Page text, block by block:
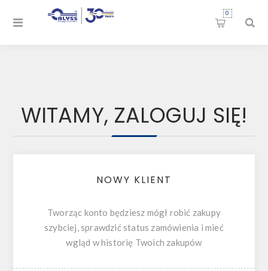
0
WITAMY, ZALOGUJ SIĘ!
NOWY KLIENT
Tworząc konto będziesz mógł robić zakupy
szybciej, sprawdzić status zamówienia i mieć
wgląd w historię Twoich zakupów